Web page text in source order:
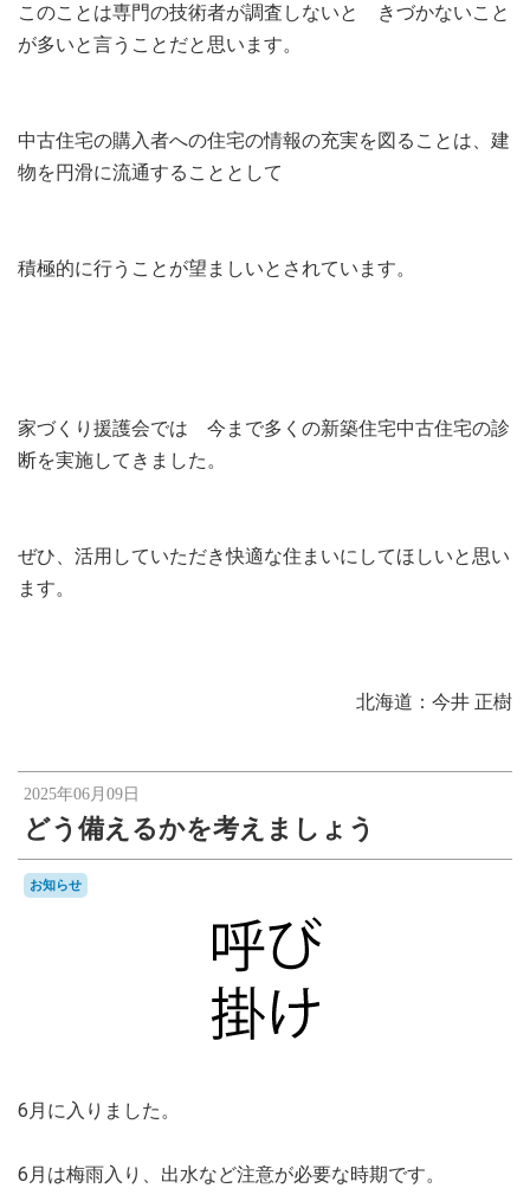
このことは専門の技術者が調査しないと きづかないこと
が多いと言うことだと思います。
中古住宅の購入者への住宅の情報の充実を図ることは、建
物を円滑に流通することとして
積極的に行うことが望ましいとされています。
家づくり援護会では 今まで多くの新築住宅中古住宅の診
断を実施してきました。
ぜひ、活用していただき快適な住まいにしてほしいと思い
ます。
北海道：今井 正樹
2025年06月09日
どう備えるかを考えましょう
お知らせ
6月に入りました。
6月は梅雨入り、出水など注意が必要な時期です。